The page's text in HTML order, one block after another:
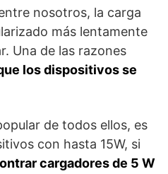
nosotros, la carga
más lentamente
Una de las razones
los dispositivos se
de todos ellos, es
con hasta 15W, si
cargadores de 5 W